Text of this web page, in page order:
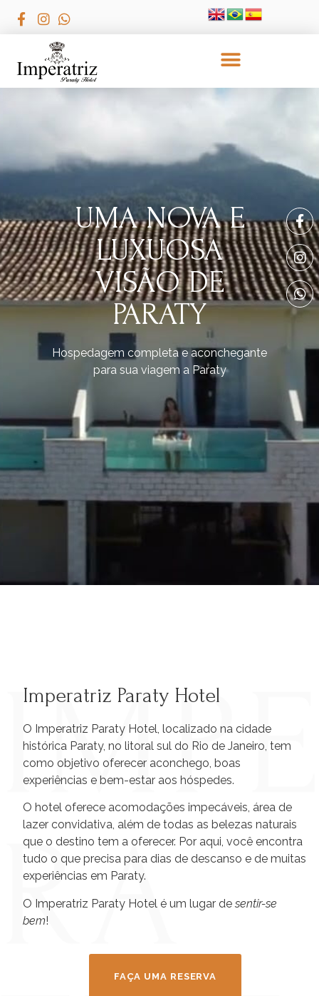
UMA NOVA E
LUXUOSA
VISÃO DE
PARATY
Hospedagem completa e aconchegante
para sua viagem a Paraty
Imperatriz Paraty Hotel
O Imperatriz Paraty Hotel, localizado na cidade
histórica Paraty, no litoral sul do Rio de Janeiro, tem
como objetivo oferecer aconchego, boas
experiências e bem-estar aos hóspedes.
O hotel oferece acomodações impecáveis, área de
lazer convidativa, além de todas as belezas naturais
que o destino tem a oferecer. Por aqui, você encontra
tudo o que precisa para dias de descanso e de muitas
experiências em Paraty.
O Imperatriz Paraty Hotel é um lugar de sentir-se
bem!
FAÇA UMA RESERVA